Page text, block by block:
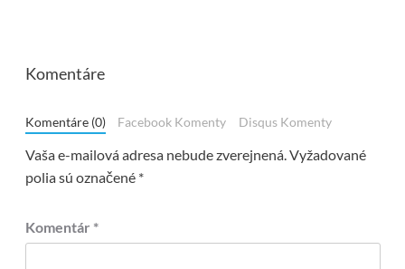
Komentáre
Komentáre (0) Facebook Komenty Disqus Komenty
Vaša e-mailová adresa nebude zverejnená.Vyžadované
polia sú označené *
Komentár *